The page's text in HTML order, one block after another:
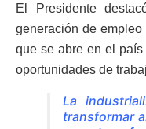
El Presidente
generación de
que se abre en el
oportunidades de
La
transformar